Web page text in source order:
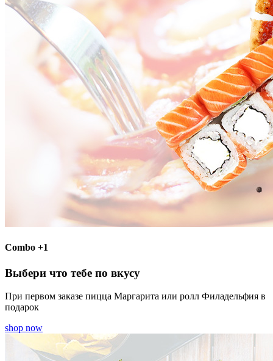
Combo +1
Выбери что тебе по вкусу
При первом заказе пицца Маргарита или ролл Филадельфия в
подарок
shop now